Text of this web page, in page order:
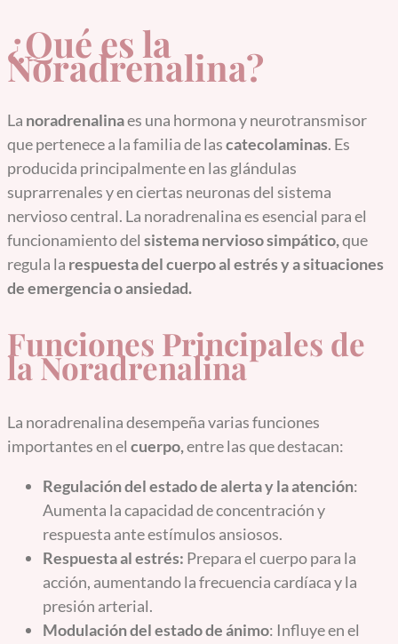
¿Qué es la
Noradrenalina?
La noradrenalinaes una hormona y neurotransmisor
que pertenece a la familia de lascatecolaminas. Es
producida principalmente en las glándulas
suprarrenales y en ciertas neuronas del sistema
nervioso central. La noradrenalina es esencial para el
funcionamiento del sistema nervioso simpático,que
regula la respuesta del cuerpo al estrés y a situaciones
de emergencia o ansiedad.
Funciones Principales de
la Noradrenalina
La noradrenalina desempeña varias funciones
importantes en el cuerpo,entre las que destacan:
Regulación del estado de alerta y la atención:
Aumenta la capacidad de concentración y
respuesta ante estímulos ansiosos.
Respuesta al estrés: Prepara el cuerpo para la
acción, aumentando la frecuencia cardíaca y la
presión arterial.
Modulación del estado de ánimo: Influye en el